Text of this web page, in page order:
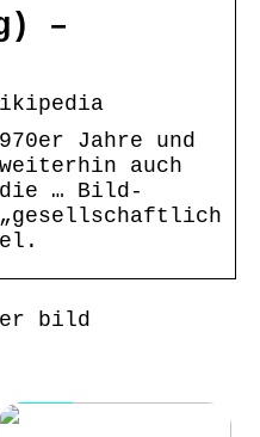
–
Jahre und
auch
… Bild-
bild